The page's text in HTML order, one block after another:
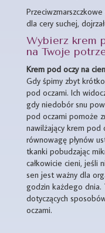
dla cery suchej,
Wybierz krem
na Twoje
Krem pod oczy na
Gdy śpimy zbyt
pod oczami. Ich
gdy niedobór snu
pod oczami pomoże
nawilżający krem pod
równowagę płynów
tkanki pobudzając
całkowicie cieni, jeśli
sen jest ważny dla
godzin każdego dnia.
dotyczących
oczami.